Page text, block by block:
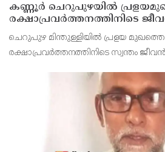
കണ്ണൂർ ചെറുപുഴയിൽ
രക്ഷാപ്രവർത്തനത്തിനിടെ
രാജേഷിൻ്റെ ഭൗതിക
കാണിച്ചതായി ആരോപണം
ചെറുപുഴ മിന്തുള്ളിയിൽ പ്രളയ മുഖത്തെ
രക്ഷാപ്രവർത്തനത്തിനിടെ സ്വന്തം
മൃതദേഹം തിരുവനന്തപുരത്തെ